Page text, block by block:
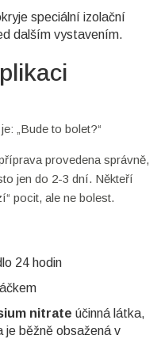
speciální izolační
dalším vystavením.
„Bude to bolet?“
provedena správně,
jen do 2-3 dní. Někteří
pocit, ale ne bolest.
24 hodin
nitrate účinná látka,
je běžně obsažená v